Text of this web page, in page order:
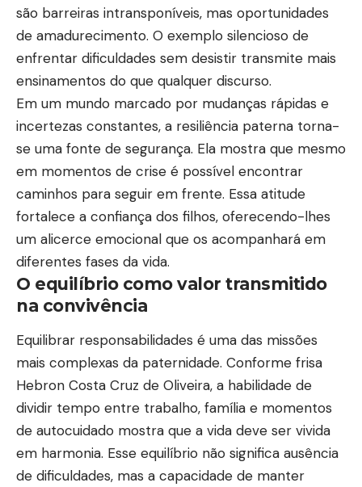
são barreiras intransponíveis, mas oportunidades
de amadurecimento. O exemplo silencioso de
enfrentar dificuldades sem desistir transmite mais
ensinamentos do que qualquer discurso.
Em um mundo marcado por mudanças rápidas e
incertezas constantes, a resiliência paterna torna-
se uma fonte de segurança. Ela mostra que mesmo
em momentos de crise é possível encontrar
caminhos para seguir em frente. Essa atitude
fortalece a confiança dos filhos, oferecendo-lhes
um alicerce emocional que os acompanhará em
diferentes fases da vida.
O equilíbrio como valor transmitido
na convivência
Equilibrar responsabilidades é uma das missões
mais complexas da paternidade. Conforme frisa
Hebron Costa Cruz de Oliveira, a habilidade de
dividir tempo entre trabalho, família e momentos
de autocuidado mostra que a vida deve ser vivida
em harmonia. Esse equilíbrio não significa ausência
de dificuldades, mas a capacidade de manter